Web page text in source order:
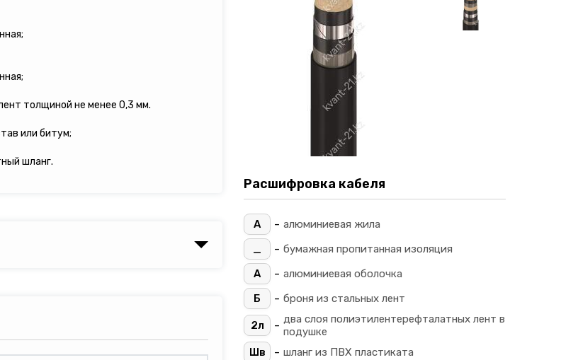
толщиной не менее 0,3 мм.
или битум;
шланг.
Расшифровка кабеля
А - алюминиевая жила
_
- бумажная пропитанная изоляция
А
- алюминиевая оболочка
Б
- броня из стальных лент
2л - два слоя полиэтилентерефталатных лент в
подушке
Шв
- шланг из ПВХ пластиката